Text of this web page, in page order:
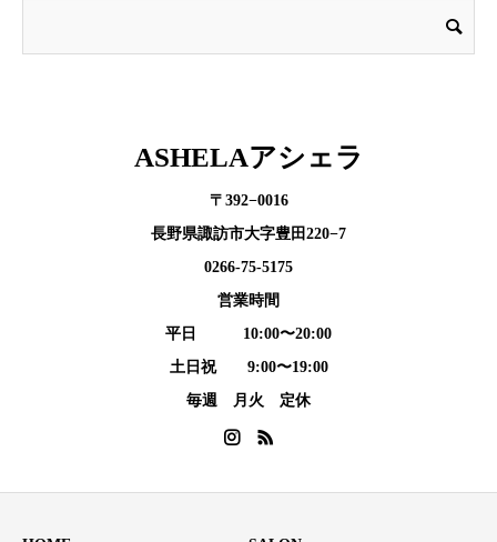
ASHELAアシェラ
〒392−0016
長野県諏訪市大字豊田220−7
0266-75-5175
営業時間
平日 10:00〜20:00
土日祝 9:00〜19:00
毎週 月火 定休